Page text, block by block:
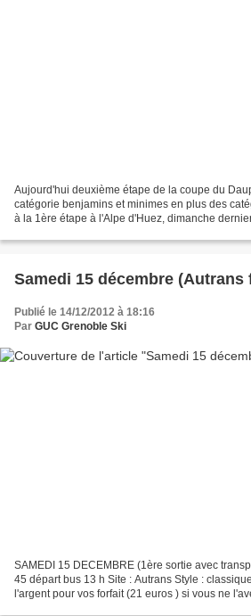
Aujourd'hui deuxième étape de la coupe du
catégorie benjamins et minimes en plus des
à la 1ère étape à l'Alpe d'Huez, dimanche
Samedi 15 décembre (Autrans
Publié le 14/12/2012 à 18:16
Par GUC Grenoble Ski
SAMEDI 15 DECEMBRE (1ère sortie avec
45 départ bus 13 h Site : Autrans Style :
l'argent pour vos forfait (21 euros ) si vous ne